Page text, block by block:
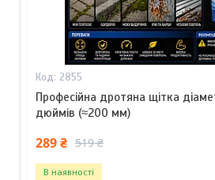
2855
Професійна дротяна щітка
дюймів (≈200 мм)
289 ₴ 519 ₴
В наявності